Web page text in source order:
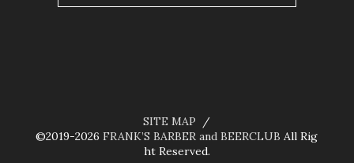
SITE MAP
©2019-2026FRANK’S BARBER and BEERCLUB All Rig
ht Reserved.